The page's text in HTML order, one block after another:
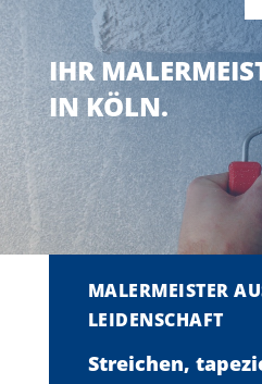
IHR
IN KÖLN.
MALERMEISTER
LEIDENSCHAFT
Streichen,